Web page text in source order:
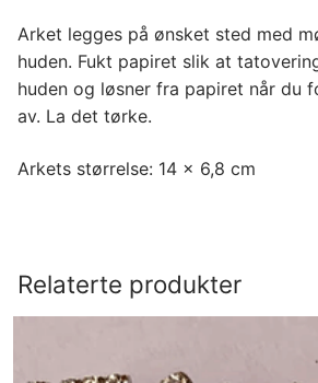
Arket legges på ønsket sted med
huden. Fukt papiret slik at
huden og løsner fra papiret når du
av. La det tørke.
Arkets størrelse: 14 x 6,8 cm
Relaterte produkter